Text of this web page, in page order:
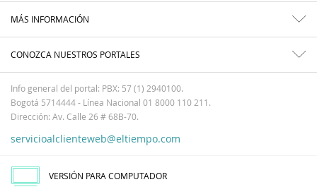
MÁS INFORMACIÓN
CONOZCA NUESTROS PORTALES
Info general del portal: PBX: 57 (1) 2940100.
Bogotá 5714444 - Línea Nacional 01 8000 110 211.
Dirección: Av. Calle 26 # 68B-70.
servicioalclienteweb@eltiempo.com
VERSIÓN PARA COMPUTADOR